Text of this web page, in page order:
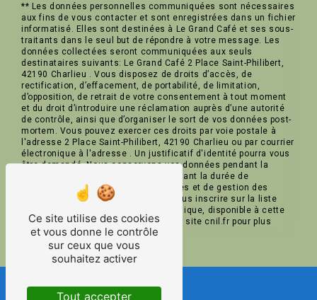
** Les données personnelles communiquées sont nécessaires
aux fins de vous contacter et sont enregistrées dans un fichier
informatisé. Elles sont destinées à Le Grand Café et ses sous-
traitants dans le seul but de répondre à votre message. Les
données collectées seront communiquées aux seuls
destinataires suivants: Le Grand Café 2 Place Saint-Philibert,
42190 Charlieu . Vous disposez de droits d’accès, de
rectification, d’effacement, de portabilité, de limitation,
d’opposition, de retrait de votre consentement à tout moment
et du droit d’introduire une réclamation auprès d’une autorité
de contrôle, ainsi que d’organiser le sort de vos données post-
mortem. Vous pouvez exercer ces droits par voie postale à
l'adresse 2 Place Saint-Philibert, 42190 Charlieu ou par courrier
électronique à l'adresse . Un justificatif d'identité pourra vous
être demandé. Nous conservons vos données pendant la
période de prise de contact puis pendant la durée de
prescription légale aux fins probatoires et de gestion des
contentieux. Vous avez le droit de vous inscrire sur la liste
d'opposition au démarchage téléphonique, disponible à cette
adresse:Bloctel.gouv.fr. Consultez le site cnil.fr pour plus
d’informations sur vos droits.
Ce site utilise des cookies
et vous donne le contrôle
sur ceux que vous
souhaitez activer
Tout accepter